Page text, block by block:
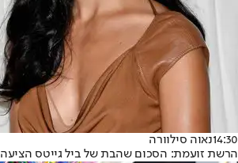
14:30נאוה סילוורה
הרשת זועמת: הסכום שהבת של ביל גייטס הציעה